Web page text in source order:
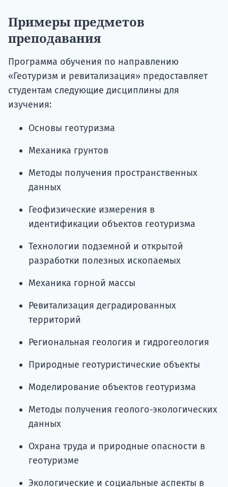
Примеры предметов
преподавания
Программа обучения по направлению
«Геотуризм и ревитализация» предоставляет
студентам следующие дисциплины для
изучения:
Основы геотуризма
Механика грунтов
Методы получения пространственных
данных
Геофизические измерения в
идентификации объектов геотуризма
Технологии подземной и открытой
разработки полезных ископаемых
Механика горной массы
Ревитализация деградированных
территорий
Региональная геология и гидрогеология
Природные геотуристические объекты
Моделирование объектов геотуризма
Методы получения геолого-экологических
данных
Охрана труда и природные опасности в
геотуризме
Экологические и социальные аспекты в